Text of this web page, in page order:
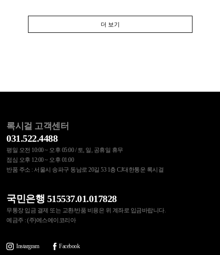
더 보기
록시걸 고객센터
031.522.4488
평일 오전 10:00 ~ 오후 05:00 / 토, 일, 공휴일 휴무
점심 오후 12:00 ~ 오후 01:00
반품 주소 : 서울시 송파구 동남로 20길 53 1층 CJ대한통운 록시걸
국민은행 515537.01.017828
무통장 입금 결제 또는 교환/반품 비용은 위 계좌로 입금바랍니다.
예금주 : (주)에스에이코리아
Instargram Facebook